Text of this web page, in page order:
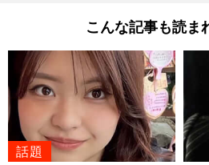
こんな記事も読ま
話題